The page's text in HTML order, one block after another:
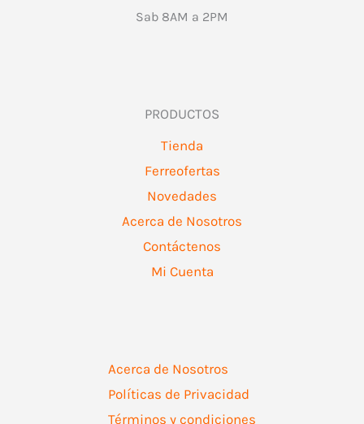
Sab 8AM a 2PM
PRODUCTOS
Tienda
Ferreofertas
Novedades
Acerca de Nosotros
Contáctenos
Mi Cuenta
Acerca de Nosotros
Políticas de Privacidad
Términos y condiciones